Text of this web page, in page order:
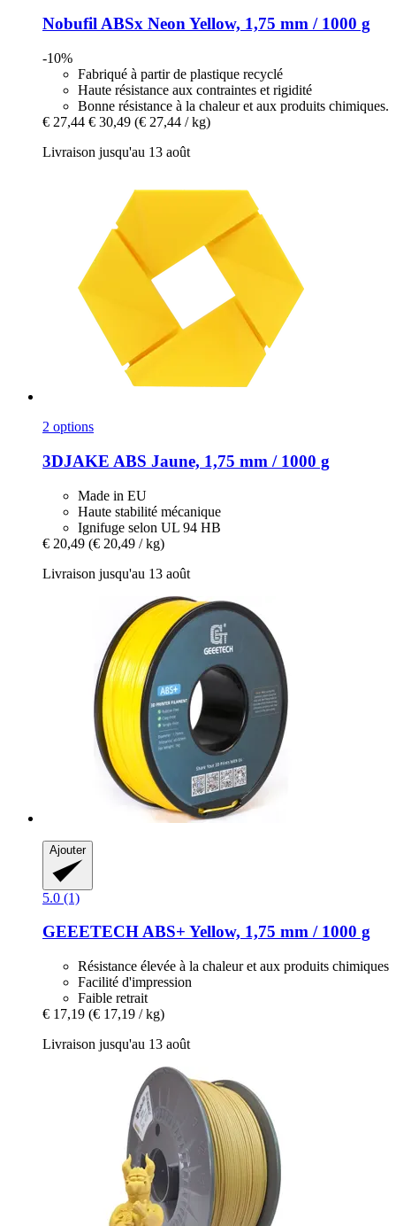
NobufilABSx Neon Yellow, 1,75 mm / 1000 g
-10%
Fabriqué à partir de plastique recyclé
Haute résistance aux contraintes et rigidité
Bonne résistance à la chaleur et aux produits chimiques.
€ 27,44 € 30,49 (€ 27,44 / kg)
Livraison jusqu'au 13 août
2 options
3DJAKE ABS Jaune, 1,75 mm / 1000 g
Made in EU
Haute stabilité mécanique
Ignifuge selon UL 94 HB
€ 20,49 (€ 20,49 / kg)
Livraison jusqu'au 13 août
Ajouter
5.0 (1)
GEEETECHABS+ Yellow, 1,75 mm / 1000 g
Résistance élevée à la chaleur et aux produits chimiques
Facilité d'impression
Faible retrait
€ 17,19 (€ 17,19 / kg)
Livraison jusqu'au 13 août